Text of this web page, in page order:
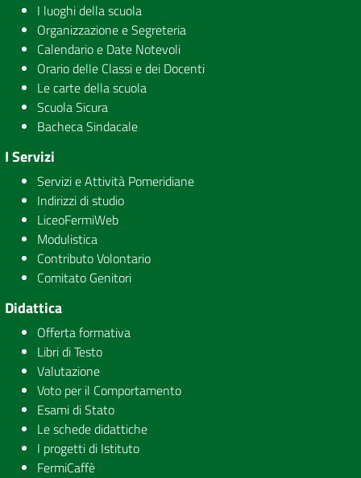
I luoghi della scuola
Organizzazione e Segreteria
Calendario e Date Notevoli
Orario delle Classi e dei Docenti
Le carte della scuola
Scuola Sicura
Bacheca Sindacale
I Servizi
Servizi e Attività Pomeridiane
Indirizzi di studio
LiceoFermiWeb
Modulistica
Contributo Volontario
Comitato Genitori
Didattica
Offerta formativa
Libri di Testo
Valutazione
Voto per il Comportamento
Esami di Stato
Le schede didattiche
I progetti di Istituto
FermiCaffè